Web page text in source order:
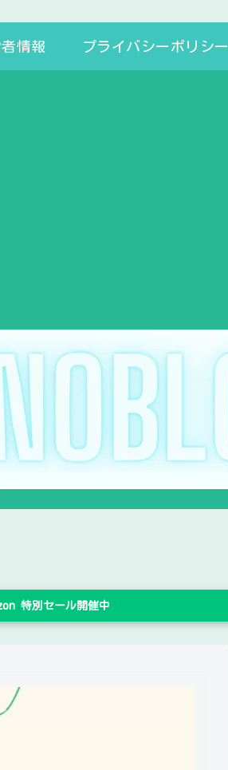
情報 プライバシーポリシー
特別セール開催中